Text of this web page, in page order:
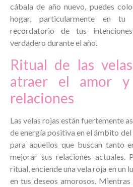
cábala de año nuevo, puedes
hogar, particularmente en tu
recordatorio de tus
verdadero durante el año.
Ritual de las
atraer el amor y
relaciones
Las velas rojas están fuertemente
de energía positiva en el ámbito
para aquellos que buscan tanto
mejorar sus relaciones actuales.
ritual, enciende una vela roja en un
en tus deseos amorosos.